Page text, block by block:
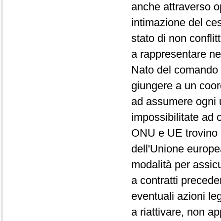
anche attraverso
intimazione del
stato di non
a rappresentare
Nato del
giungere a un
ad assumere ogni
impossibilitate ad
ONU e UE
dell'Unione
modalità per
a contratti
eventuali azioni
a riattivare, non